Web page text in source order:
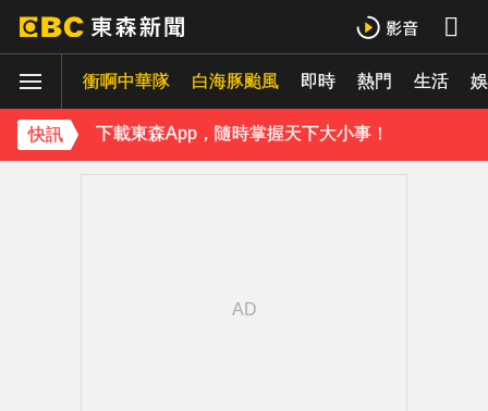
衝啊中華隊 白海豚颱風 即時 熱門 生活
快訊
下載東森App，隨時掌握天下大小事！
《理財達人秀》X 安聯投信免費講座報名中！搶先卡位 2027
下載東森App，隨時掌握天下大小事！